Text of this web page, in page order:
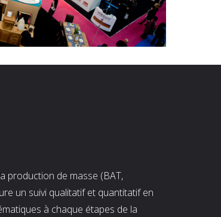
production de masse (BAT,
un suivi qualitatif et quantitatif en
à chaque étapes de la